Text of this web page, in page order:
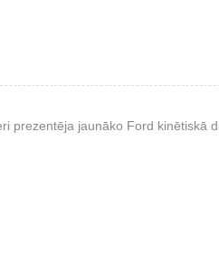
prezentēja jaunāko Ford kinētiskā